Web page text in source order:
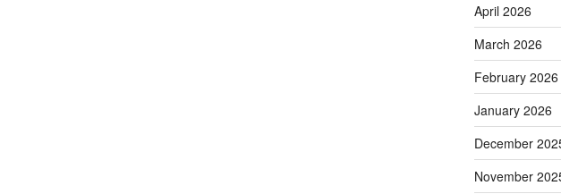
April 2026
March 2026
February 2026
January 2026
December
November